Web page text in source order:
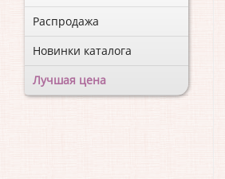
Распродажа
Новинки каталога
Лучшая цена